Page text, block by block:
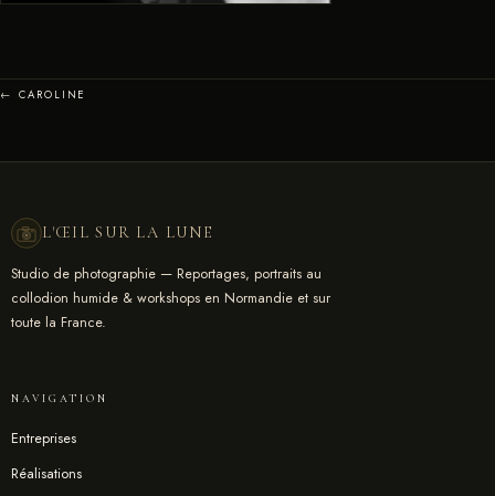
← CAROLINE
L'ŒIL SUR LA LUNE
Studio de photographie — Reportages, portraits au
collodion humide & workshops en Normandie et sur
toute la France.
NAVIGATION
Entreprises
Réalisations